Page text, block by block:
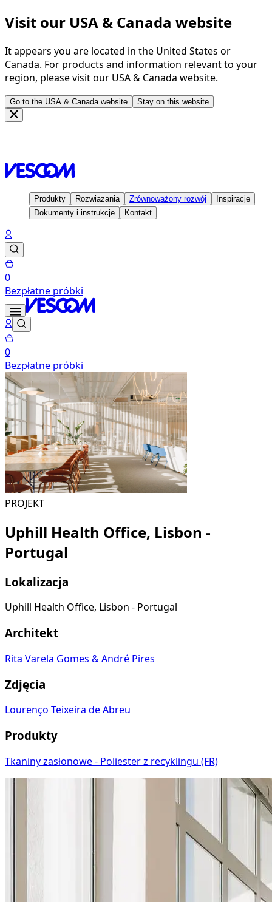
Visit our USA & Canada website
It appears you are located in the United States or
Canada. For products and information relevant to your
region, please visit our USA & Canada website.
Go to the USA & Canada website Stay on this website
Strona głownaInspiracje
Produkty Rozwiązania Zrównoważony rozwój
Inspiracje
Dokumenty i instrukcje
Kontakt
0
Bezpłatne próbki
0
Bezpłatne próbki
PROJEKT
Uphill Health Office, Lisbon -
Portugal
Lokalizacja
Uphill Health Office, Lisbon - Portugal
Architekt
Rita Varela Gomes & André Pires
Zdjęcia
Lourenço Teixeira de Abreu
Produkty
Tkaniny zasłonowe - Poliester z recyklingu (FR)